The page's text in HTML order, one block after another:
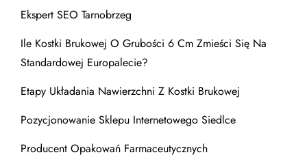
Ekspert SEO Tarnobrzeg
Ile Kostki Brukowej O Grubości 6 Cm Zmieści Się Na
Standardowej Europalecie?
Etapy Układania Nawierzchni Z Kostki Brukowej
Pozycjonowanie Sklepu Internetowego Siedlce
Producent Opakowań Farmaceutycznych